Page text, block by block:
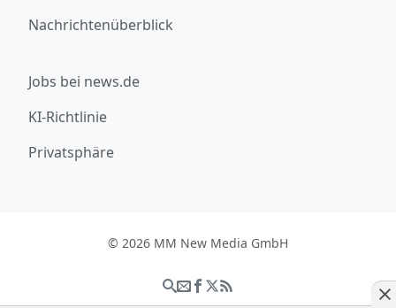
Nachrichtenüberblick
Jobs bei news.de
KI-Richtlinie
Privatsphäre
© 2026 MM New Media GmbH